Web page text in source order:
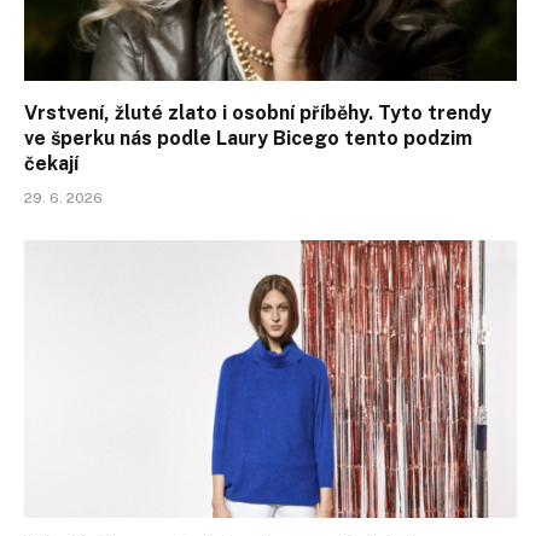
Vrstvení, žluté zlato i osobní příběhy. Tyto trendy
ve šperku nás podle Laury Bicego tento podzim
čekají
29. 6. 2026